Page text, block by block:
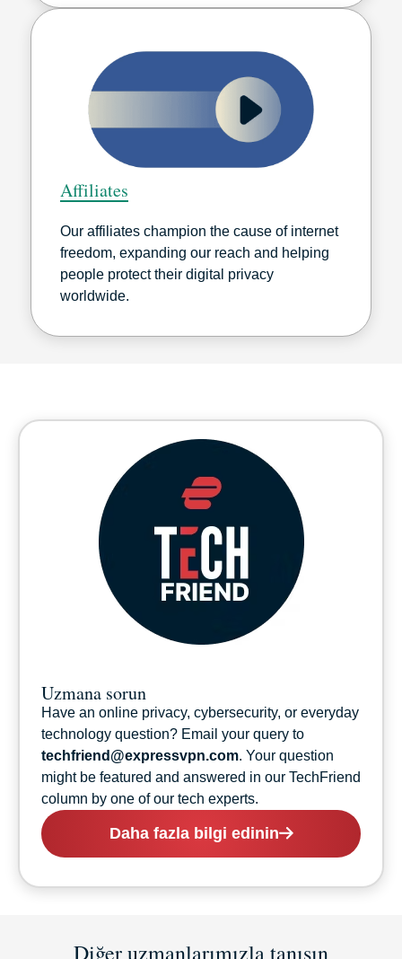
Affiliates
Our affiliates champion the cause of internet
freedom, expanding our reach and helping
people protect their digital privacy
worldwide.
Uzmana sorun
Have an online privacy, cybersecurity, or everyday
technology question? Email your query to
techfriend@expressvpn.com. Your question
might be featured and answered in our TechFriend
column by one of our tech experts.
Daha fazla bilgi edinin
Diğer uzmanlarımızla tanışın